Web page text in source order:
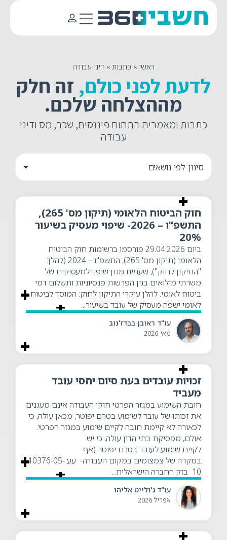
ראשי » כתבות » דיני עבודה
לדעת לפני כולם, זה חלק
מההצלחה שלכם.
כתבות ומאמרים בתחום פיננסים, שכר, מס ודיני
עבודה
סינון לפי נושאים
חוק הביטוח הלאומי (תיקון מס' 265),
התשפ"ו – 2026- שיפוי מעסיק בשיעור
20%
ביום 29.04.2026 פורסמו ברשומות חוק הביטוח
הלאומי (תיקון מס' 265), התשפ"ו – 2024 (להלן:
"התיקון לחוק"), שעניינו מתן שיפוי למעסיקים של
משרתי מילואים בגין הפרשות פנסיוניות ותשלום דמי
ביטוח לאומי. להלן עיקרי התיקון לחוק: המוסד לביטוח
לאומי ישפה מעסיק של עובד בשיעור...
עו"ד ראובן בבדז'נוב
מאי 2026
זכויות עובדים בעת סיום יחסי עובד
מעביד
חובת השימוע במגזר הפרטי חוקי העבודה אינם מעגנים
את זכותו של עובד לשימוע בטרם יפוטר, מכאן עולה, כי
לכאורה לא קיימת חובה לקיים שימוע במגזר הפרטי.
אולם, מפסיקת בתי הדין עולה, כי יש
לקיים שימוע לעובד בטרם יפוטר (אף
במקרה של צמצומים במקום העבודה- עע 10376-05-
10 בזק החברה הישראלית...
עו"ד ג'ולייט אליהו
אפריל 2026